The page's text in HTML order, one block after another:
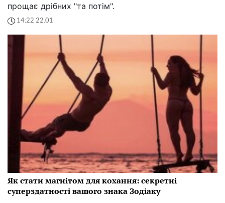
прощає дрібних "та потім".
14:22 22.01
Як стати магнітом для кохання: секретні
суперздатності вашого знака Зодіаку